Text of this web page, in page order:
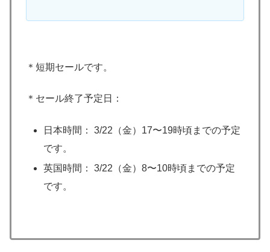
＊短期セールです。
＊セール終了予定日：
日本時間： 3/22（金）17〜19時頃までの予定
です。
英国時間： 3/22（金）8〜10時頃までの予定
です。